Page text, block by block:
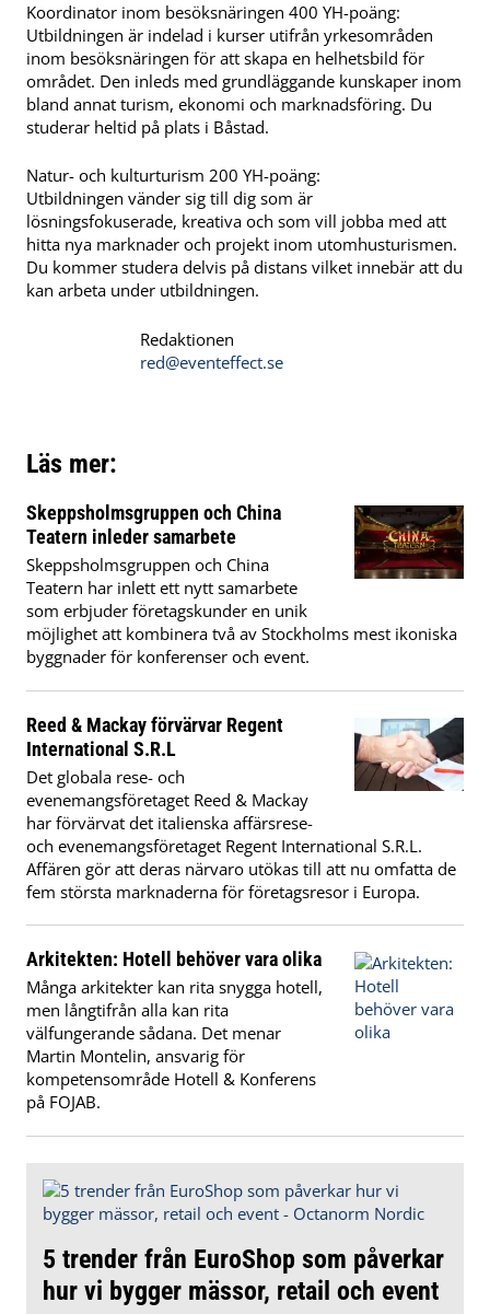
Koordinator inom besöksnäringen 400 YH-poäng:
Utbildningen är indelad i kurser utifrån yrkesområden
inom besöksnäringen för att skapa en helhetsbild för
området. Den inleds med grundläggande kunskaper inom
bland annat turism, ekonomi och marknadsföring. Du
studerar heltid på plats i Båstad.
Natur- och kulturturism 200 YH-poäng:
Utbildningen vänder sig till dig som är
lösningsfokuserade, kreativa och som vill jobba med att
hitta nya marknader och projekt inom utomhusturismen.
Du kommer studera delvis på distans vilket innebär att du
kan arbeta under utbildningen.
Redaktionen
red@eventeffect.se
Läs mer:
Skeppsholmsgruppen och China
Teatern inleder samarbete
Skeppsholmsgruppen och China
Teatern har inlett ett nytt samarbete
som erbjuder företagskunder en unik
möjlighet att kombinera två av Stockholms mest ikoniska
byggnader för konferenser och event.
Reed & Mackay förvärvar Regent
International S.R.L
Det globala rese- och
evenemangsföretaget Reed & Mackay
har förvärvat det italienska affärsrese-
och evenemangsföretaget Regent International S.R.L.
Affären gör att deras närvaro utökas till att nu omfatta de
fem största marknaderna för företagsresor i Europa.
Arkitekten: Hotell behöver vara olika
Många arkitekter kan rita snygga hotell,
men långtifrån alla kan rita
välfungerande sådana. Det menar
Martin Montelin, ansvarig för
kompetensområde Hotell & Konferens
på FOJAB.
5 trender från EuroShop som påverkar
hur vi bygger mässor, retail och event